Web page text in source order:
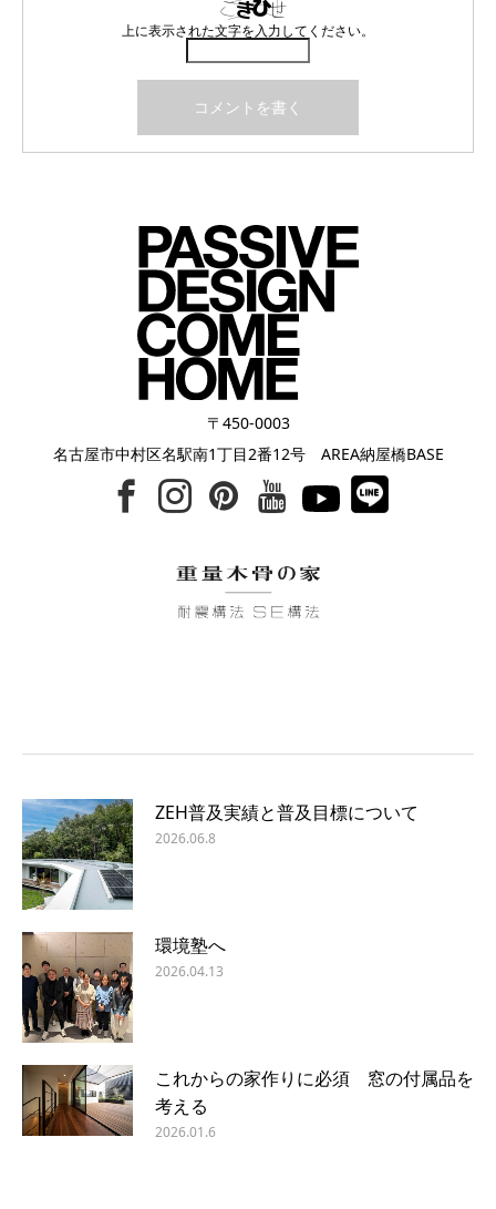
上に表示された文字を入力してください。
〒450-0003
名古屋市中村区名駅南1丁目2番12号 AREA納屋橋BASE
ZEH普及実績と普及目標について
2026.06.8
環境塾へ
2026.04.13
これからの家作りに必須 窓の付属品を
考える
2026.01.6